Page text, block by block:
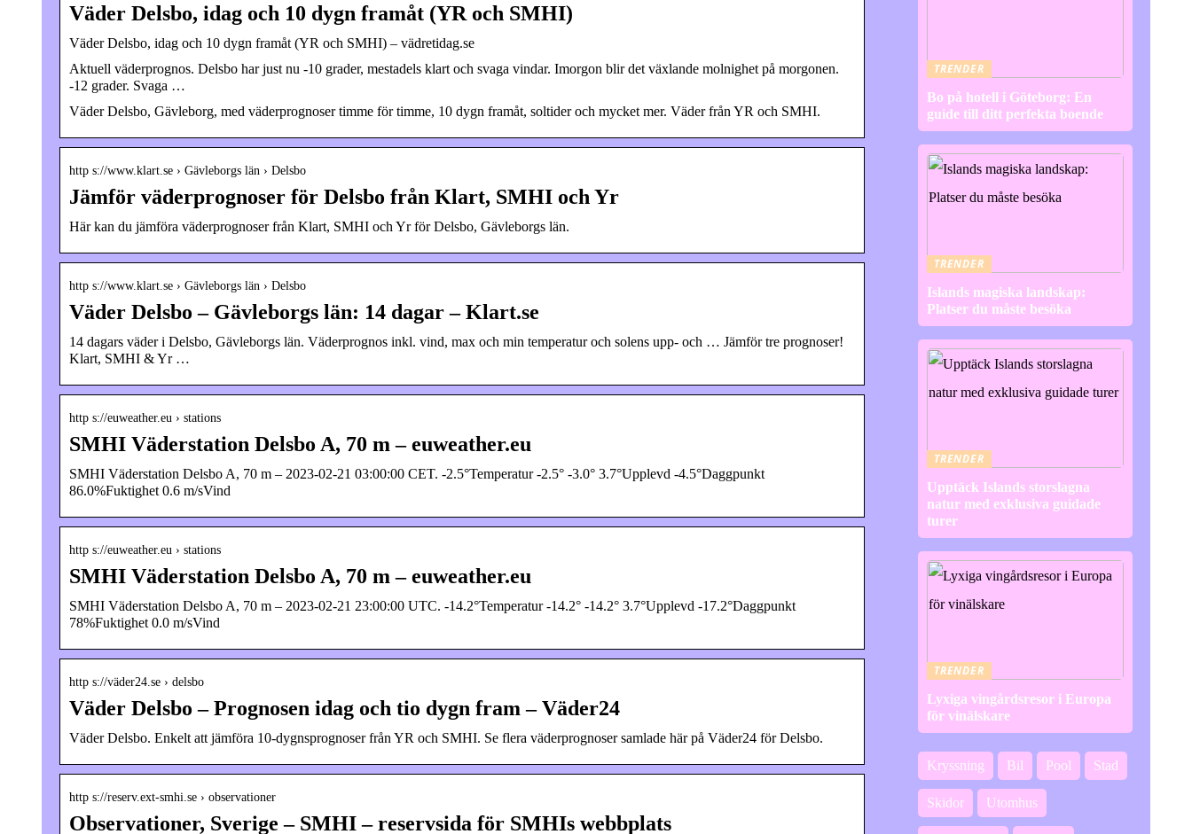
Väder Delsbo, idag och 10 dygn framåt (YR och SMHI)
Väder Delsbo, idag och 10 dygn framåt (YR och SMHI) – vädretidag.se
Aktuell väderprognos. Delsbo har just nu -10 grader, mestadels klart och svaga vindar. Imorgon blir det växlande molnighet på morgonen.
-12 grader. Svaga …
Väder Delsbo, Gävleborg, med väderprognoser timme för timme, 10 dygn framåt, soltider och mycket mer. Väder från YR och SMHI.
http s://www.klart.se › Gävleborgs län › Delsbo
Jämför väderprognoser för Delsbo från Klart, SMHI och Yr
Här kan du jämföra väderprognoser från Klart, SMHI och Yr för Delsbo, Gävleborgs län.
http s://www.klart.se › Gävleborgs län › Delsbo
Väder Delsbo – Gävleborgs län: 14 dagar – Klart.se
14 dagars väder i Delsbo, Gävleborgs län. Väderprognos inkl. vind, max och min temperatur och solens upp- och … Jämför tre prognoser!
Klart, SMHI & Yr …
http s://euweather.eu › stations
SMHI Väderstation Delsbo A, 70 m – euweather.eu
SMHI Väderstation Delsbo A, 70 m – 2023-02-21 03:00:00 CET. -2.5°Temperatur -2.5° -3.0° 3.7°Upplevd -4.5°Daggpunkt
86.0%Fuktighet 0.6 m/sVind
http s://euweather.eu › stations
SMHI Väderstation Delsbo A, 70 m – euweather.eu
SMHI Väderstation Delsbo A, 70 m – 2023-02-21 23:00:00 UTC. -14.2°Temperatur -14.2° -14.2° 3.7°Upplevd -17.2°Daggpunkt
78%Fuktighet 0.0 m/sVind
http s://väder24.se › delsbo
Väder Delsbo – Prognosen idag och tio dygn fram – Väder24
Väder Delsbo. Enkelt att jämföra 10-dygnsprognoser från YR och SMHI. Se flera väderprognoser samlade här på Väder24 för Delsbo.
http s://reserv.ext-smhi.se › observationer
Observationer, Sverige – SMHI – reservsida för SMHIs webbplats
TRENDER
Bo på hotell i Göteborg: En
guide till ditt perfekta boende
TRENDER
Islands magiska landskap:
Platser du måste besöka
TRENDER
Upptäck Islands storslagna
natur med exklusiva guidade
turer
TRENDER
Lyxiga vingårdsresor i Europa
för vinälskare
Kryssning Bil Pool Stad
Skidor Utomhus